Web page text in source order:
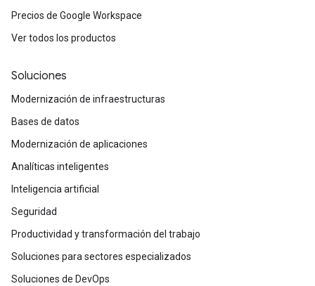
Precios de Google Workspace
Ver todos los productos
Soluciones
Modernización de infraestructuras
Bases de datos
Modernización de aplicaciones
Analíticas inteligentes
Inteligencia artificial
Seguridad
Productividad y transformación del trabajo
Soluciones para sectores especializados
Soluciones de DevOps